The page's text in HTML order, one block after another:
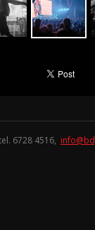
6728 4516,